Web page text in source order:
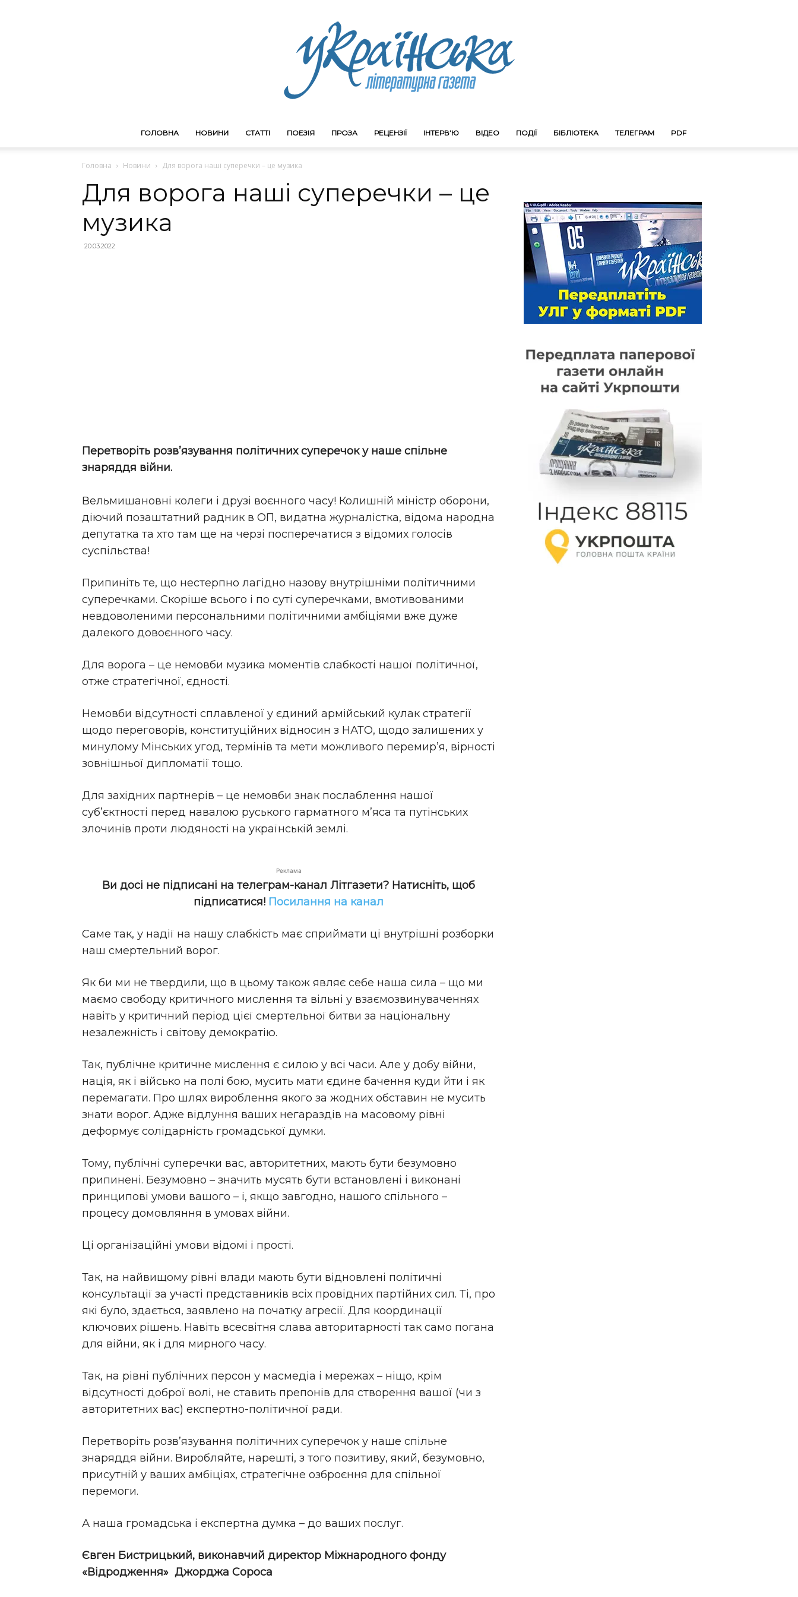
ГОЛОВНА НОВИНИ СТАТТІ ПОЕЗІЯ ПРОЗА РЕЦЕНЗІЇ ІНТЕРВ’Ю ВІДЕО ПОДІЇ БІБЛІОТЕКА ТЕЛЕГРАМ PDF
Головна Новини Для ворога наші суперечки – це музика
Для ворога наші суперечки – це
музика
20.03.2022
Перетворіть розв’язування політичних суперечок у наше спільне
знаряддя війни.
Вельмишановні колеги і друзі воєнного часу! Колишній міністр оборони,
діючий позаштатний радник в ОП, видатна журналістка, відома народна
депутатка та хто там ще на черзі посперечатися з відомих голосів
суспільства!
Припиніть те, що нестерпно лагідно назову внутрішніми політичними
суперечками. Скоріше всього і по суті суперечками, вмотивованими
невдоволеними персональними політичними амбіціями вже дуже
далекого довоєнного часу.
Для ворога – це немовби музика моментів слабкості нашої політичної,
отже стратегічної, єдності.
Немовби відсутності сплавленої у єдиний армійський кулак стратегії
щодо переговорів, конституційних відносин з НАТО, щодо залишених у
минулому Мінських угод, термінів та мети можливого перемир’я, вірності
зовнішньої дипломатії тощо.
Для західних партнерів – це немовби знак послаблення нашої
суб’єктності перед навалою руського гарматного м’яса та путінських
злочинів проти людяності на українській землі.
Реклама
Ви досі не підписані на телеграм-канал Літгазети? Натисніть, щоб
підписатися! Посилання на канал
Саме так, у надії на нашу слабкість має сприймати ці внутрішні розборки
наш смертельний ворог.
Як би ми не твердили, що в цьому також являє себе наша сила – що ми
маємо свободу критичного мислення та вільні у взаємозвинуваченнях
навіть у критичний період цієї смертельної битви за національну
незалежність і світову демократію.
Так, публічне критичне мислення є силою у всі часи. Але у добу війни,
нація, як і військо на полі бою, мусить мати єдине бачення куди йти і як
перемагати. Про шлях вироблення якого за жодних обставин не мусить
знати ворог. Адже відлуння ваших негараздів на масовому рівні
деформує солідарність громадської думки.
Тому, публічні суперечки вас, авторитетних, мають бути безумовно
припинені. Безумовно – значить мусять бути встановлені і виконані
принципові умови вашого – і, якщо завгодно, нашого спільного –
процесу домовляння в умовах війни.
Ці організаційні умови відомі і прості.
Так, на найвищому рівні влади мають бути відновлені політичні
консультації за участі представників всіх провідних партійних сил. Ті, про
які було, здається, заявлено на початку агресії. Для координації
ключових рішень. Навіть всесвітня слава авторитарності так само погана
для війни, як і для мирного часу.
Так, на рівні публічних персон у масмедіа і мережах – ніщо, крім
відсутності доброї волі, не ставить препонів для створення вашої (чи з
авторитетних вас) експертно-політичної ради.
Перетворіть розв’язування політичних суперечок у наше спільне
знаряддя війни. Виробляйте, нарешті, з того позитиву, який, безумовно,
присутній у ваших амбіціях, стратегічне озброєння для спільної
перемоги.
А наша громадська і експертна думка – до ваших послуг.
Євген Бистрицький, виконавчий директор Міжнародного фонду
«Відродження» Джорджа Сороса